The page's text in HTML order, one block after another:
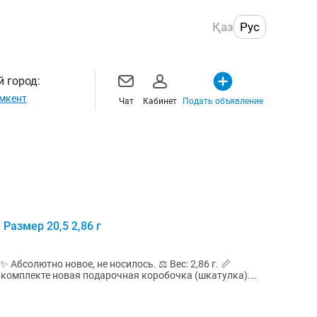
Қаз Рус
город:
Чат Кабинет Подать объявление
20,5 2,86 г